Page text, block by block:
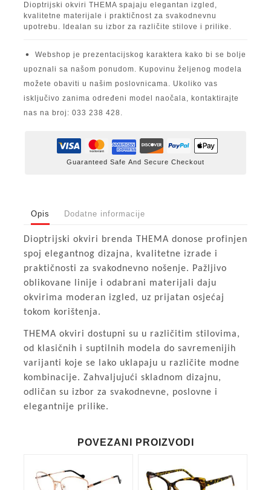
Dioptrijski okviri THEMA spajaju elegantan izgled,
kvalitetne materijale i praktičnost za svakodnevnu
upotrebu. Idealan su izbor za različite stilove i prilike.
Webshop je prezentacijskog karaktera kako bi se bolje
upoznali sa našom ponudom. Kupovinu željenog modela
možete obaviti u našim poslovnicama. Ukoliko vas
isključivo zanima određeni model naočala, kontaktirajte
nas na broj: 033 238 428.
Guaranteed Safe And Secure Checkout
Opis Dodatne informacije
Dioptrijski okviri brenda THEMA donose profinjen
spoj elegantnog dizajna, kvalitetne izrade i
praktičnosti za svakodnevno nošenje. Pažljivo
oblikovane linije i odabrani materijali daju
okvirima moderan izgled, uz prijatan osjećaj
tokom korištenja.
THEMA okviri dostupni su u različitim stilovima,
od klasičnih i suptilnih modela do savremenijih
varijanti koje se lako uklapaju u različite modne
kombinacije. Zahvaljujući skladnom dizajnu,
odličan su izbor za svakodnevne, poslovne i
elegantnije prilike.
POVEZANI PROIZVODI